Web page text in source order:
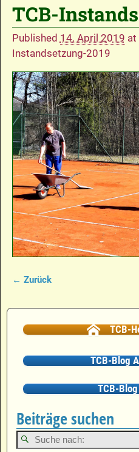
TCB-
Published 14. April 2019 at
Instandsetzung-2019
← Zurück
TCB-
TCB-Blog
TCB-Blog
Beiträge suchen